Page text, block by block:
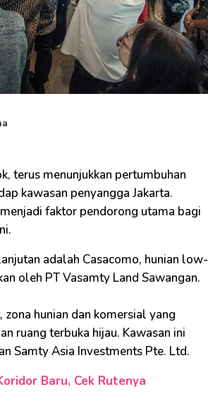
terus menunjukkan pertumbuhan
kawasan penyangga Jakarta.
faktor pendorong utama bagi
adalah Casacomo, hunian low-
oleh PT Vasamty Land Sawangan.
hunian dan komersial yang
ruang terbuka hijau. Kawasan ini
Samty Asia Investments Pte. Ltd.
Baru, Cek Rutenya